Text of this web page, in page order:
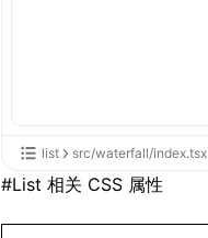
list src/waterfall/index.tsx
#List 相关 CSS 属性